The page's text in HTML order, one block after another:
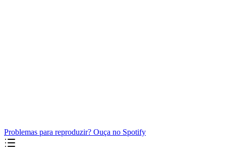
Problemas para reproduzir? Ouça no Spotify